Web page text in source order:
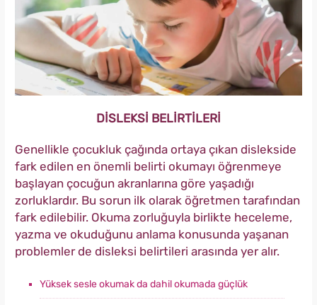
DİSLEKSİ BELİRTİLERİ
Genellikle çocukluk çağında ortaya çıkan dislekside
fark edilen en önemli belirti okumayı öğrenmeye
başlayan çocuğun akranlarına göre yaşadığı
zorluklardır. Bu sorun ilk olarak öğretmen tarafından
fark edilebilir. Okuma zorluğuyla birlikte heceleme,
yazma ve okuduğunu anlama konusunda yaşanan
problemler de disleksi belirtileri arasında yer alır.
Yüksek sesle okumak da dahil okumada güçlük